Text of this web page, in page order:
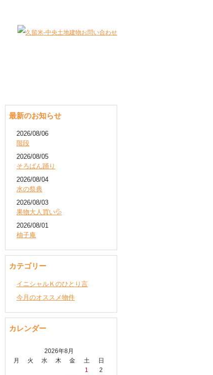
最新のお知らせ
2026/08/06
階段
2026/08/05
そろばん踊り
2026/08/04
水の祭典
2026/08/03
果物大人買い💦
2026/08/01
柚子庵
カテゴリー
イニシャルＫのひとり言
今月のオススメ物件
カレンダー
2026年8月
月
火 水 木 金 土
日
1
2